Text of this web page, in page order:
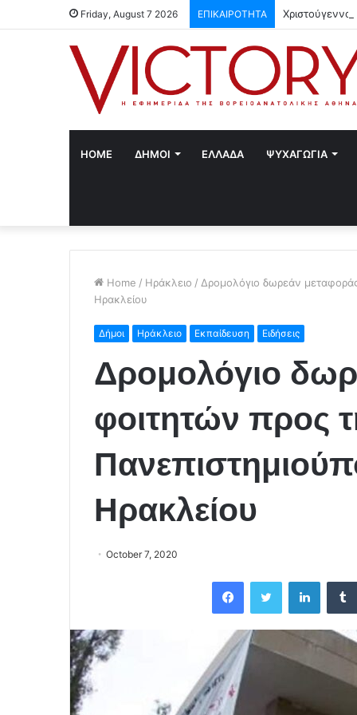
Friday, August 7 2026 ΕΠΙΚΑΙΡΟΤΗΤΑ Χριστούγεννα
HOME ΔΗΜΟΙ ΕΛΛΑΔΑ ΨΥΧΑΓΩΓΙΑ
Home / Ηράκλειο / Δρομολόγιο δωρεάν
Ηρακλείου
Δήμοι Ηράκλειο Εκπαίδευση Ειδήσεις
Δρομολόγιο
φοιτητών προς
Ηρακλείου
October 7, 2020